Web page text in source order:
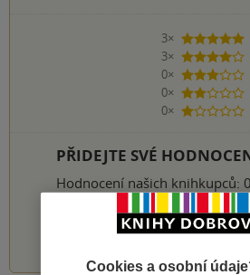
3×
5
3×
4
0×
3
0×
2 hvězdičky
0×
1 hvezdička
PŘIDEJTE SVÉ
Hodnocení našich knihkupců:
1 2 3 4 5
Cookies a osobní